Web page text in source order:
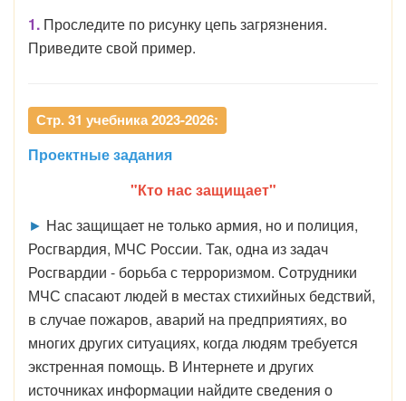
1. Проследите по рисунку цепь загрязнения.
Приведите свой пример.
Стр. 31 учебника 2023-2026:
Проектные задания
"Кто нас защищает"
► Нас защищает не только армия, но и полиция,
Росгвардия, МЧС России. Так, одна из задач
Росгвардии - борьба с терроризмом. Сотрудники
МЧС спасают людей в местах стихийных бедствий,
в случае пожаров, аварий на предприятиях, во
многих других ситуациях, когда людям требуется
экстренная помощь. В Интернете и других
источниках информации найдите сведения о